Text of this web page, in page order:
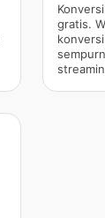
gratis.